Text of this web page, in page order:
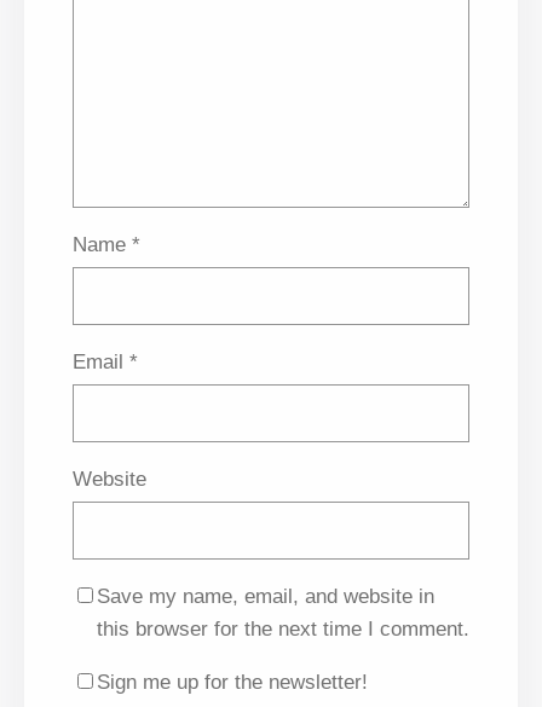
Name *
Email *
Website
Save my name, email, and website in
this browser for the next time I comment.
Sign me up for the newsletter!